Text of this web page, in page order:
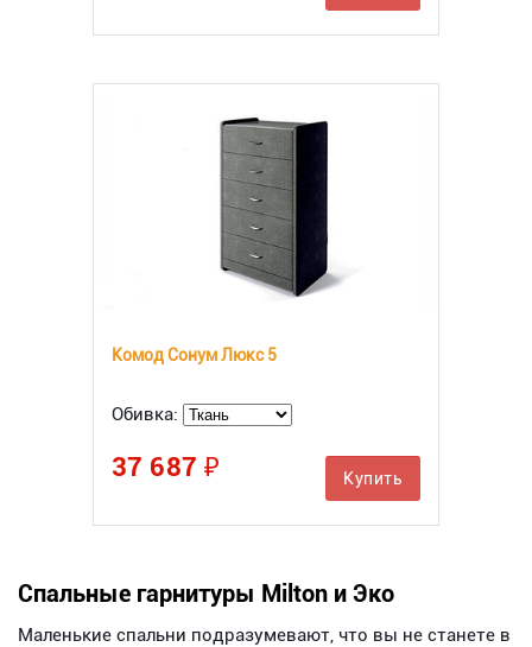
Комод Сонум Люкс 5
Обивка:
37 687 ₽ Купить
Спальные гарнитуры Milton и Эко
Маленькие спальни подразумевают, что вы не станете в